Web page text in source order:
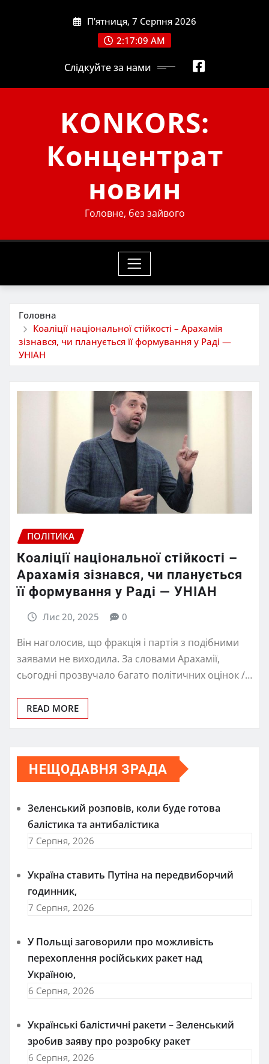
П’ятниця, 7 Серпня 2026
2:17:10 AM
Слідкуйте за нами
KONKORS:
Концентрат
новин
Головне, без зайвого
Головна
Коаліції національної стійкості – Арахамія
зізнався, чи планується її формування у Раді —
УНІАН
ПОЛІТИКА
Коаліції національної стійкості –
Арахамія зізнався, чи планується
її формування у Раді — УНІАН
Лис 20, 2025 0
Він наголосив, що фракція і партія з подібними
заявами не виходила. За словами Арахамії,
сьогодні прозвучало багато політичних оцінок /…
READ MORE
НЕЩОДАВНЯ ЗРАДА
Зеленський розповів, коли буде готова
балістика та антибалістика
7 Серпня, 2026
Україна ставить Путіна на передвиборчий
годинник,
7 Серпня, 2026
У Польщі заговорили про можливість
перехоплення російських ракет над
Україною,
6 Серпня, 2026
Українські балістичні ракети – Зеленський
зробив заяву про розробку ракет
6 Серпня, 2026